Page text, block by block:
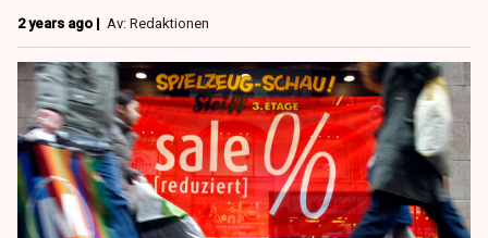
2 years ago | Av: Redaktionen